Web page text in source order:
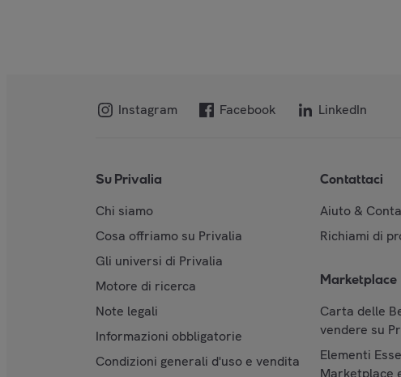
Instagram Facebook LinkedIn
Su Privalia
Chi siamo
Cosa offriamo su Privalia
Gli universi di Privalia
Motore di ricerca
Note legali
Informazioni obbligatorie
Condizioni generali d'uso e vendita
Contattaci
Aiuto &
Richiami di
Marketplace
Carta delle
vendere su
Elementi
Marketplace